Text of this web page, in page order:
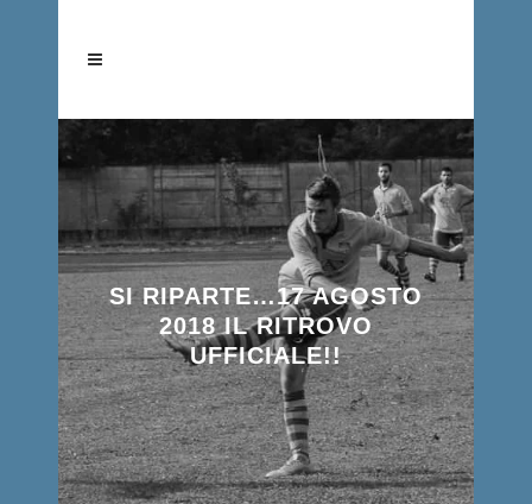
SI RIPARTE…17 AGOSTO
2018 IL RITROVO
UFFICIALE!!